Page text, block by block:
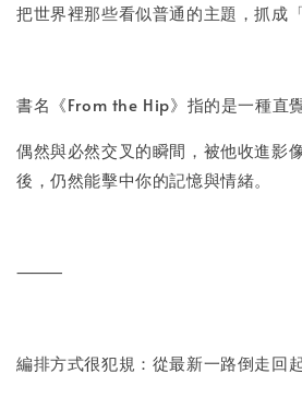
把世界裡那些看似普通的主題，抓成
書名《From the Hip》指的是一種直
偶然與必然交叉的瞬間，被他收進影
後，仍然能擊中你的記憶與情緒。
⸻
編排方式很犯規：從最新一路倒走回